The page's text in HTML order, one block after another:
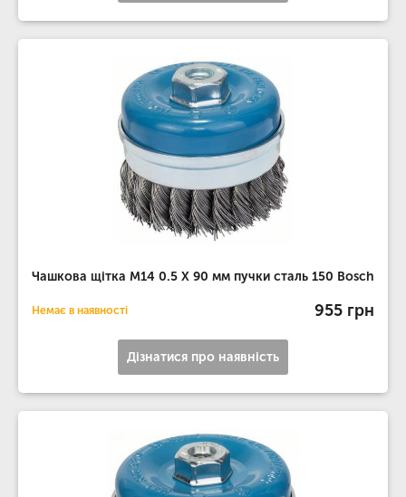
Чашкова щітка M14 0.5 X 90 мм пучки сталь 150 Bosch
Немає в наявності 955 грн
Дізнатися про наявність